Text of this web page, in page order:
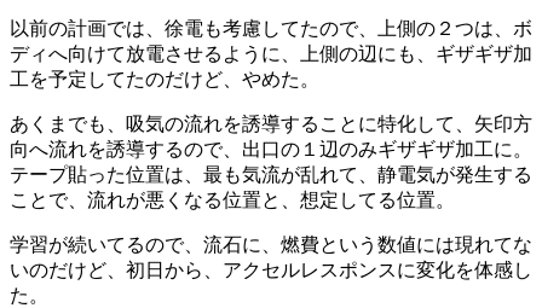
以前の計画では、徐電も考慮してたので、上側の２つは、ボ
ディへ向けて放電させるように、上側の辺にも、ギザギザ加
工を予定してたのだけど、やめた。
あくまでも、吸気の流れを誘導することに特化して、矢印方
向へ流れを誘導するので、出口の１辺のみギザギザ加工に。
テープ貼った位置は、最も気流が乱れて、静電気が発生する
ことで、流れが悪くなる位置と、想定してる位置。
学習が続いてるので、流石に、燃費という数値には現れてな
いのだけど、初日から、アクセルレスポンスに変化を体感し
た。